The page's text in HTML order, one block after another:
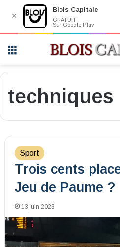
techniques
Sport
Trois cents
Jeu de Paume ?
13 juin 2023
✕
Blois Capitale
GRATUIT
Sur Google Play